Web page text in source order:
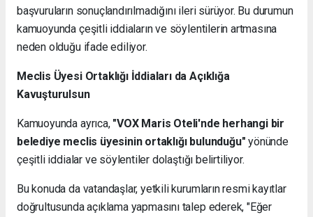
başvuruların sonuçlandırılmadığını ileri sürüyor. Bu durumun
kamuoyunda çeşitli iddiaların ve söylentilerin artmasına
neden olduğu ifade ediliyor.
Meclis Üyesi Ortaklığı İddiaları da Açıklığa
Kavuşturulsun
Kamuoyunda ayrıca, "VOX Maris Oteli'nde herhangi bir
belediye meclis üyesinin ortaklığı bulunduğu" yönünde
çeşitli iddialar ve söylentiler dolaştığı belirtiliyor.
Bu konuda da vatandaşlar, yetkili kurumların resmi kayıtlar
doğrultusunda açıklama yapmasını talep ederek, "Eğer